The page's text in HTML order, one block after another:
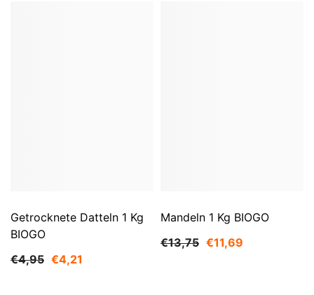
Getrocknete Datteln 1 Kg
BIOGO
€4,95 €4,21
Mandeln 1 Kg BIOGO
€13,75 €11,69